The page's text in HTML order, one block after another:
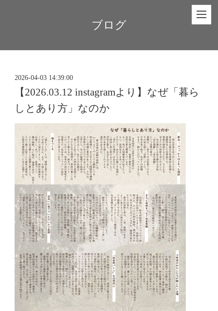
ブログ
2026-04-03 14:39:00
【2026.03.12 instagramより】なぜ「暮ら
しとあり方」なのか